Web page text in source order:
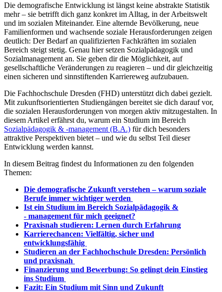
Die demografische Entwicklung ist längst keine abstrakte Statistik
mehr – sie betrifft dich ganz konkret im Alltag, in der Arbeitswelt
und im sozialen Miteinander. Eine alternde Bevölkerung, neue
Familienformen und wachsende soziale Herausforderungen zeigen
deutlich: Der Bedarf an qualifizierten Fachkräften im sozialen
Bereich steigt stetig. Genau hier setzen Sozialpädagogik und
Sozialmanagement an. Sie geben dir die Möglichkeit, auf
gesellschaftliche Veränderungen zu reagieren – und dir gleichzeitig
einen sicheren und sinnstiftenden Karriereweg aufzubauen.
Die Fachhochschule Dresden (FHD) unterstützt dich dabei gezielt.
Mit zukunftsorientierten Studiengängen bereitet sie dich darauf vor,
die sozialen Herausforderungen von morgen aktiv mitzugestalten. In
diesem Artikel erfährst du, warum ein Studium im Bereich
Sozialpädagogik & -management (B.A.) für dich besonders
attraktive Perspektiven bietet – und wie du selbst Teil dieser
Entwicklung werden kannst.
In diesem Beitrag findest du Informationen zu den folgenden
Themen:
Die demografische Zukunft verstehen – warum soziale
Berufe immer wichtiger werden
Ist ein Studium im Bereich Sozialpädagogik &
- management für mich geeignet?
Praxisnah studieren: Lernen durch Erfahrung
Karrierechancen: Vielfältig, sicher und
entwicklungsfähig
Studieren an der Fachhochschule Dresden: Persönlich
und praxisnah
Finanzierung und Bewerbung: So gelingt dein Einstieg
ins Studium
Fazit: Ein Studium mit Sinn und Zukunft